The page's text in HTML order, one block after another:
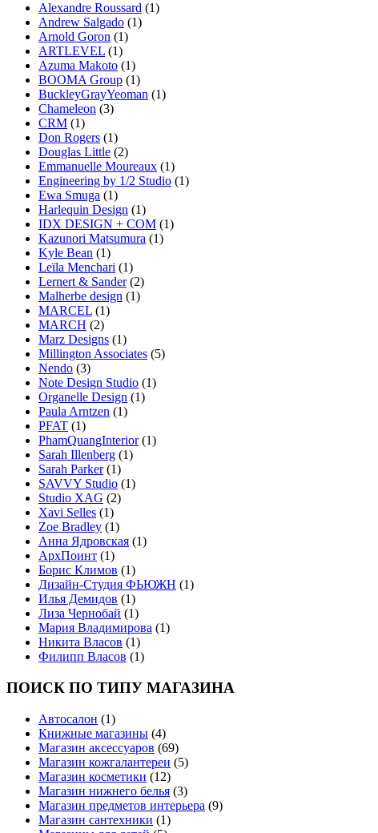
Alexandre Roussard (1)
Andrew Salgado (1)
Arnold Goron (1)
ARTLEVEL (1)
Azuma Makoto (1)
BOOMA Group (1)
BuckleyGrayYeoman (1)
Chameleon (3)
CRM (1)
Don Rogers (1)
Douglas Little (2)
Emmanuelle Moureaux (1)
Engineering by 1/2 Studio (1)
Ewa Smuga (1)
Harlequin Design (1)
IDX DESIGN + COM (1)
Kazunori Matsumura (1)
Kyle Bean (1)
Leïla Menchari (1)
Lernert & Sander(2)
Malherbe design (1)
MARCEL (1)
MARCH (2)
Marz Designs (1)
Millington Associates (5)
Nendo (3)
Note Design Studio (1)
Organelle Design (1)
Paula Arntzen (1)
PFAT (1)
PhamQuangInterior(1)
Sarah Illenberg (1)
Sarah Parker(1)
SAVVY Studio (1)
Studio XAG (2)
Xavi Selles (1)
Zoe Bradley (1)
Анна Ядровская (1)
АрхПоинт (1)
Борис Климов (1)
Дизайн-Студия ФЬЮЖН (1)
Илья Демидов (1)
Лиза Чернобай (1)
Мария Владимирова (1)
Никита Власов (1)
Филипп Власов (1)
ПОИСК ПО ТИПУ МАГАЗИНА
Автосалон (1)
Книжные магазины (4)
Магазин аксессуаров (69)
Магазин кожгалантереи (5)
Магазин косметики (12)
Магазин нижнего белья (3)
Магазин предметов интерьера (9)
Магазин сантехники (1)